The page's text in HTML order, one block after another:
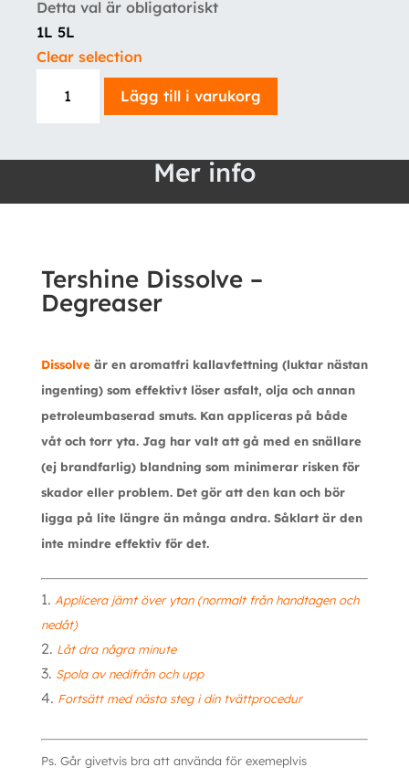
Detta val är obligatoriskt
1L 5L
Clear selection
Dissolve
Lägg till i varukorg
Mer info
Tershine Dissolve –
Degreaser
Dissolveär en aromatfri kallavfettning (luktar nästan
ingenting) som effektivt löser asfalt, olja och annan
petroleumbaserad smuts. Kan appliceras på både
våt och torr yta. Jag har valt att gå med en snällare
(ej brandfarlig) blandning som minimerar risken för
skador eller problem. Det gör att den kan och bör
ligga på lite längre än många andra. Såklart är den
inte mindre effektiv för det.
Applicera jämt över ytan (normalt från handtagen och
nedåt)
Låt dra några minute
Spola av nedifrån och upp
Fortsätt med nästa steg i din tvättprocedur
Ps. Går givetvis bra att använda för exemeplvis